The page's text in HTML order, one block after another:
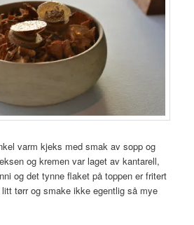
varm kjeks med smak av sopp og
og kremen var laget av kantarell,
og det tynne flaket på toppen er fritert
tørr og smake ikke egentlig så mye